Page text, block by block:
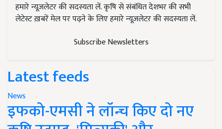
हमारे न्यूज़लेटर की सदस्यता लें. कृषि से संबंधित देशभर की सभी
लेटेस्ट ख़बरें मेल पर पढ़ने के लिए हमारे न्यूज़लेटर की सदस्यता लें.
Subscribe Newsletters
Latest feeds
News
इफको-एमसी ने लॉन्च किए दो नए